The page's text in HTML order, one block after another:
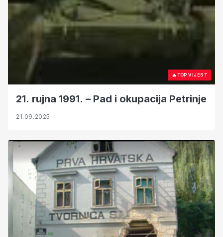
🔥TOP VIJEST
21. rujna 1991. – Pad i okupacija Petrinje
21.09.2025